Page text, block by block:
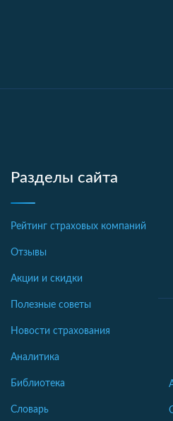
Разделы сайта
Рейтинг страховых компаний
Отзывы
Акции и скидки
Полезные советы
Новости страхования
Аналитика
Библиотека
Словарь